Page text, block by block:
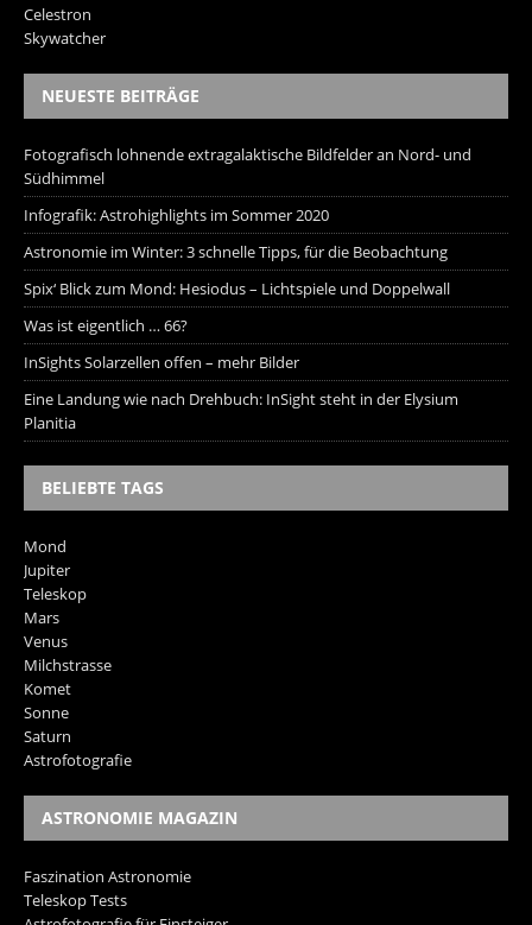
Celestron
Skywatcher
NEUESTE BEITRÄGE
Fotografisch lohnende extragalaktische Bildfelder an Nord- und
Südhimmel
Infografik: Astrohighlights im Sommer 2020
Astronomie im Winter: 3 schnelle Tipps, für die Beobachtung
Spix‘ Blick zum Mond: Hesiodus – Lichtspiele und Doppelwall
Was ist eigentlich … 66?
InSights Solarzellen offen – mehr Bilder
Eine Landung wie nach Drehbuch: InSight steht in der Elysium
Planitia
BELIEBTE TAGS
Mond
Jupiter
Teleskop
Mars
Venus
Milchstrasse
Komet
Sonne
Saturn
Astrofotografie
ASTRONOMIE MAGAZIN
Faszination Astronomie
Teleskop Tests